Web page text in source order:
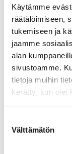
Käytämme
räätälöimiseen,
tukemiseen ja
jaamme
alan
sivustoamme.
tietoja muihin
kerätty, kun olet
valinta
Välttämätön
Voit myös
kirjastolla.
Osana
vuosina
Osallistuvassa
mukaan
varojen
ensimmäisen